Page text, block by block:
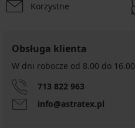
Korzystne
Obsługa klienta
W dni robocze od 8.00 do 16.00
713 822 963
info@astratex.pl